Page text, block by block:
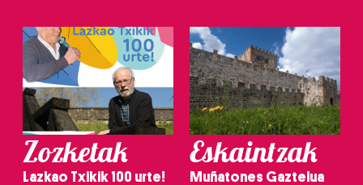
Zozketak
Lazkao Txikik 100 urte!
Eskaintzak
Muñatones Gaztelua